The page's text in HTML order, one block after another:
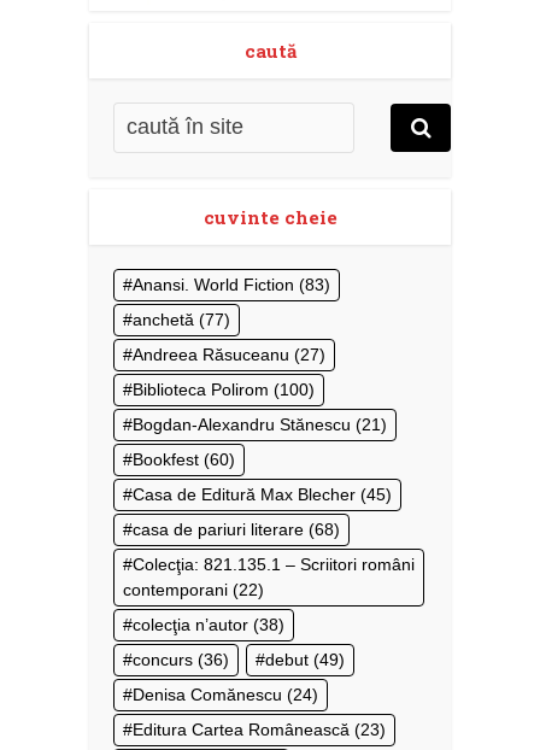
caută
cuvinte cheie
Anansi. World Fiction (83)
anchetă (77)
Andreea Răsuceanu (27)
Biblioteca Polirom (100)
Bogdan-Alexandru Stănescu (21)
Bookfest (60)
Casa de Editură Max Blecher (45)
casa de pariuri literare (68)
Colecţia: 821.135.1 – Scriitori români
contemporani (22)
colecţia n’autor (38)
concurs (36) debut (49)
Denisa Comănescu (24)
Editura Cartea Românească (23)